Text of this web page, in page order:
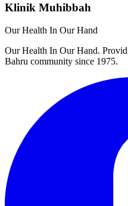
Klinik Muhibbah
Our Health In Our Hand
Our Health In Our Hand.
Bahru community since 1975.